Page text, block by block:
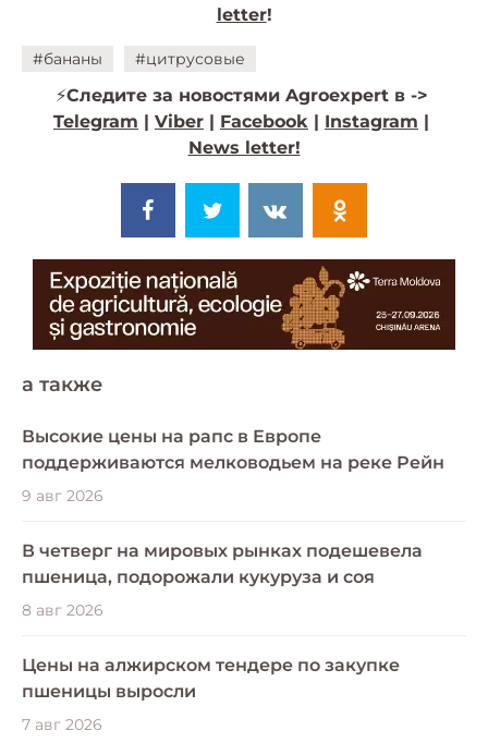
letter!
#бананы #цитрусовые
⚡️Следите за новостями Agroexpert в ->
Telegram | Viber | Facebook | Instagram |
News letter!
a также
Высокие цены на рапс в Европе
поддерживаются мелководьем на реке Рейн
9 авг 2026
В четверг на мировых рынках подешевела
пшеница, подорожали кукуруза и соя
8 авг 2026
Цены на алжирском тендере по закупке
пшеницы выросли
7 авг 2026